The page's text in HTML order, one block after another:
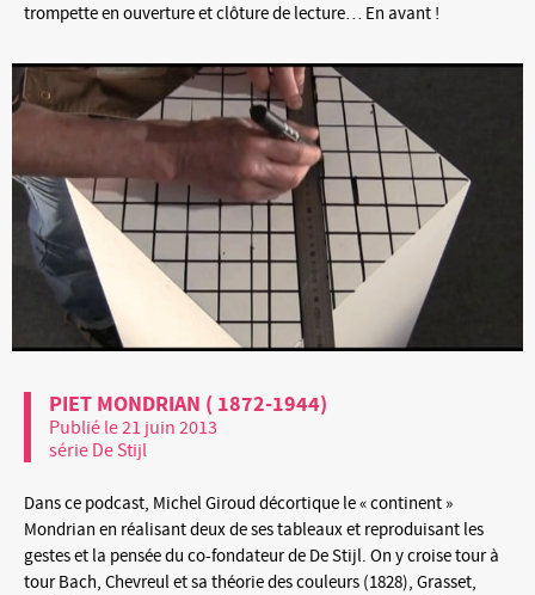
trompette en ouverture et clôture de lecture… En avant !
PIET MONDRIAN ( 1872-1944)
Publié le 21 juin 2013
série De Stijl
Dans ce podcast, Michel Giroud décortique le « continent »
Mondrian en réalisant deux de ses tableaux et reproduisant les
gestes et la pensée du co-fondateur de De Stijl. On y croise tour à
tour Bach, Chevreul et sa théorie des couleurs (1828), Grasset,